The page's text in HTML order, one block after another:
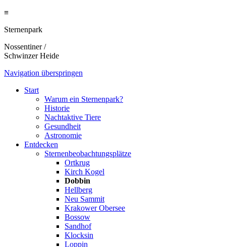
≡
Sternenpark
Nossentiner /
Schwinzer Heide
Navigation überspringen
Start
Warum ein Sternenpark?
Historie
Nachtaktive Tiere
Gesundheit
Astronomie
Entdecken
Sternenbeobachtungsplätze
Ortkrug
Kirch Kogel
Dobbin
Hellberg
Neu Sammit
Krakower Obersee
Bossow
Sandhof
Klocksin
Loppin